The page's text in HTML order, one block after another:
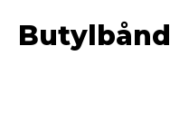
Butylbånd